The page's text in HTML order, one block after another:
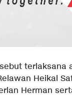
terlaksana
Heikal
Herman